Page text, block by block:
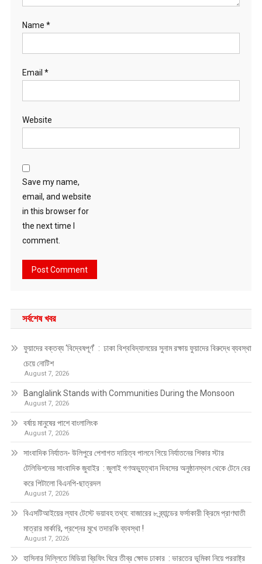
Name *
Email *
Website
Save my name,
email, and website
in this browser for
the next time I
comment.
সর্বশেষ খবর
ফুয়াদের বক্তব্য ‘বিদ্বেষপূর্ণ’ : ঢাকা বিশ্ববিদ্যালয়ের সুনাম রক্ষায় ফুয়াদের বিরুদ্ধে ব্যবস্থা
চেয়ে নোটিশ
August 7, 2026
Banglalink Stands with Communities During the Monsoon
August 7, 2026
বর্ষায় মানুষের পাশে বাংলালিংক
August 7, 2026
সাংবাদিক নির্যাতন- উলিপুরে পেশাগত দায়িত্ব পালনে গিয়ে নির্যাতনের শিকার স্টার
টেলিভিশনের সাংবাদিক জুবাইর : জুলাই গণঅভ্যুত্থান দিবসের অনুষ্ঠানস্থল থেকে টেনে বের
করে পিটালো বিএনপি-ছাত্রদল
August 7, 2026
বিএসটিআইয়ের ল্যাব টেস্টে ভয়াবহ তথ্য: বাজারের ৮ ব্র্যান্ডের ফর্সাকারী ক্রিমে প্রাণঘাতী
মাত্রার মার্কারি, প্রশ্নের মুখে তদারকি ব্যবস্থা !
August 7, 2026
হাসিনার দিল্লিতে মিডিয়া ব্রিফিং ঘিরে তীব্র ক্ষোভ ঢাকার : ভারতের ভূমিকা নিয়ে পররাষ্ট্র